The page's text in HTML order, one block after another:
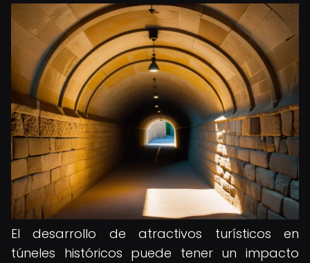
El desarrollo de atractivos turísticos en
túneles históricos puede tener un impacto